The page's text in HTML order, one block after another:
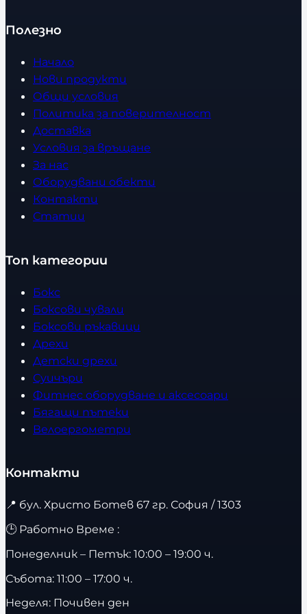
Полезно
Начало
Нови продукти
Общи условия
Политика за поверителност
Доставка
Условия за връщане
За нас
Оборудвани обекти
Контакти
Статии
Топ категории
Бокс
Боксови чували
Боксови ръкавици
Дрехи
Детски дрехи
Суичъри
Фитнес оборудване и аксесоари
Бягащи пътеки
Велоергометри
Контакти
📍 бул. Христо Ботев 67 гр. София / 1303
🕒 Работно Време :
Понеделник – Петък: 10:00 – 19:00 ч.
Събота: 11:00 – 17:00 ч.
Неделя: Почивен ден